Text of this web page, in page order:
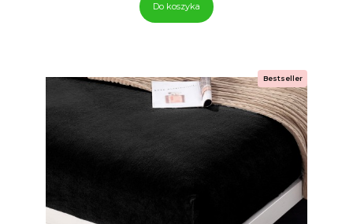
Do koszyka
Bestseller